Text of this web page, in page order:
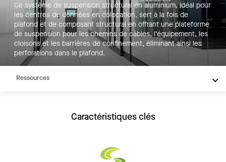
Ce système de suspension structural en aluminium, idéal pour
les centres de données en colocation, sert à la fois de
plafond et de composant structural en offrant une plateforme
de suspension pour les chemins de câbles, l’équipement, les
cloisons et les barrières de confinement, éliminant ainsi les
perforations dans le plafond.
Couleurs
Produits
Intégrations
Inspiration
Ressources
Caractéristiques clés